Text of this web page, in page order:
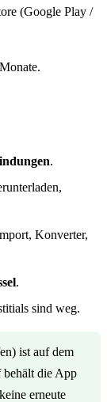
(Google Play /
.
Konverter,
.
sind weg.
ist auf dem
die App
erneute